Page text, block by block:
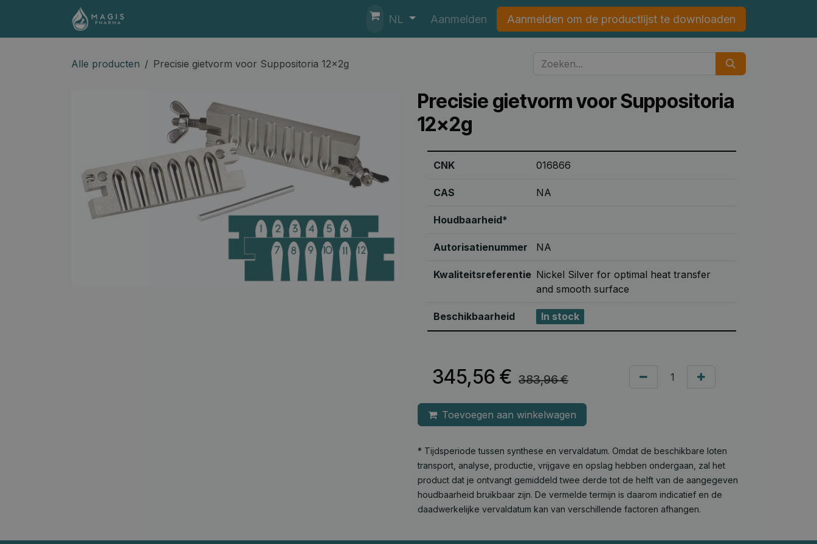
Overslaan naar inhoud
NL Aanmelden Aanmelden om de productlijst te downloaden
Alle producten Precisie gietvorm voor Suppositoria 12x2g
Precisie gietvorm voor Suppositoria
12x2g
CNK 016866
CAS NA
Houdbaarheid*
Autorisatienummer NA
Kwaliteitsreferentie Nickel Silver for optimal heat transfer
and smooth surface
Beschikbaarheid In stock
345,56 € 383,96€
Toevoegen aan winkelwagen
* Tijdsperiode tussen synthese en vervaldatum. Omdat de beschikbare loten
transport, analyse, productie, vrijgave en opslag hebben ondergaan, zal het
product dat je ontvangt gemiddeld twee derde tot de helft van de aangegeven
houdbaarheid bruikbaar zijn. De vermelde termijn is daarom indicatief en de
daadwerkelijke vervaldatum kan van verschillende factoren afhangen.